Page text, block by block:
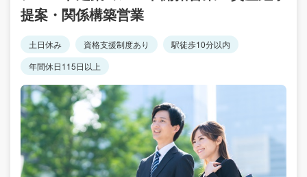
提案・関係構築営業
土日休み 資格支援制度あり
駅徒歩10分以内
年間休日115日以上